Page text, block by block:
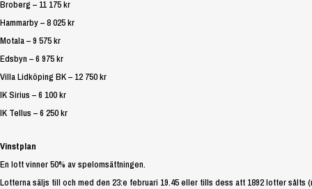
Broberg – 11 175 kr
Hammarby – 8 025 kr
Motala – 9 575 kr
Edsbyn – 6 975 kr
Villa Lidköping BK – 12 750 kr
IK Sirius – 6 100 kr
IK Tellus – 6 250 kr
Vinstplan
En lott vinner 50% av spelomsättningen.
Lotterna säljs till och med den 23:e februari 19.45 eller tills dess att 1892 lotter sålts